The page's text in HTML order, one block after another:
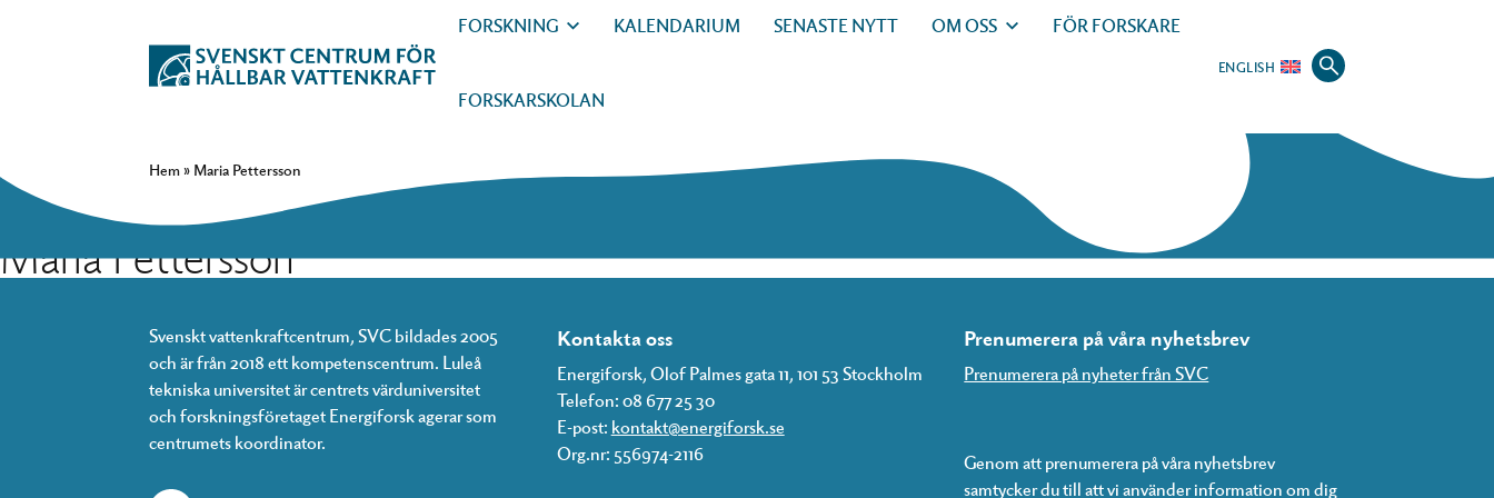
FORSKNING KALENDARIUM SENASTE NYTT OM OSS FÖR FORSKARE
FORSKARSKOLAN
ENGLISH
Hem» Maria Pettersson
Maria Pettersson
Svenskt vattenkraftcentrum, SVC bildades 2005
och är från 2018 ett kompetenscentrum. Luleå
tekniska universitet är centrets värduniversitet
och forskningsföretaget Energiforsk agerar som
centrumets koordinator.
Kontakta oss
Energiforsk, Olof Palmes gata 11, 101 53 Stockholm
Telefon: 08 677 25 30
E-post: kontakt@energiforsk.se
Org.nr: 556974-2116
Prenumerera på våra nyhetsbrev
Prenumerera på nyheter från SVC
Genom att prenumerera på våra nyhetsbrev
samtycker du till att vi använder information om dig